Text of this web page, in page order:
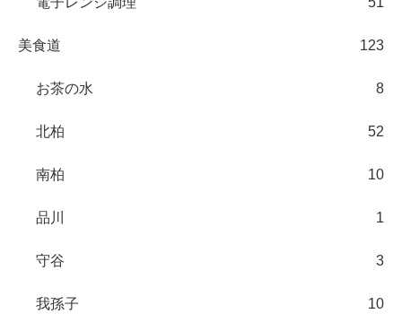
美食道 123
お茶の水 8
北柏 52
南柏 10
品川 1
守谷 3
我孫子 10